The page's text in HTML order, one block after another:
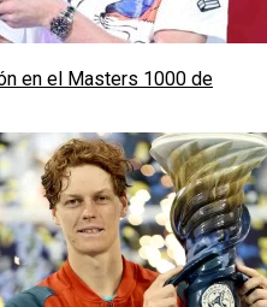
en el Masters 1000 de